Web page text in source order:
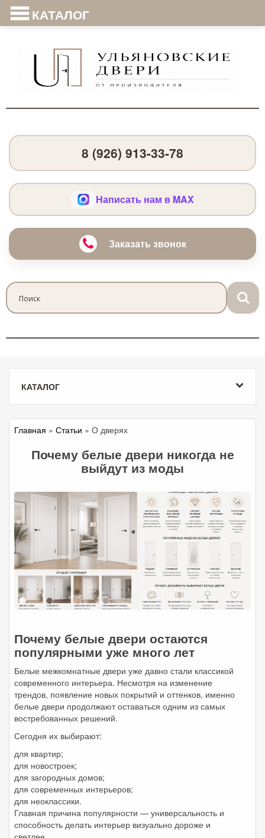
КАТАЛОГ
8 (926) 913-33-78
Написать нам в MAX
Заказать звонок
Главная »Статьи » О дверях
Почему белые двери никогда не
выйдут из моды
Почему белые двери остаются
популярными уже много лет
Белые межкомнатные двери уже давно стали классикой
современного интерьера. Несмотря на изменение
трендов, появление новых покрытий и оттенков, именно
белые двери продолжают оставаться одним из самых
востребованных решений.
Сегодня их выбирают:
для квартир;
для новостроек;
для загородных домов;
для современных интерьеров;
для неоклассики.
Главная причина популярности — универсальность и
способность делать интерьер визуально дороже и
КАТАЛОГ